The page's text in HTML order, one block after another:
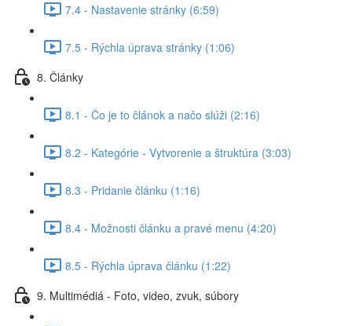
7.4 - Nastavenie stránky (6:59)
7.5 - Rýchla úprava stránky (1:06)
8. Články
8.1 - Čo je to článok a načo slúži (2:16)
8.2 - Kategórie - Vytvorenie a štruktúra (3:03)
8.3 - Pridanie článku (1:16)
8.4 - Možnosti článku a pravé menu (4:20)
8.5 - Rýchla úprava článku (1:22)
9. Multimédiá - Foto, video, zvuk, súbory